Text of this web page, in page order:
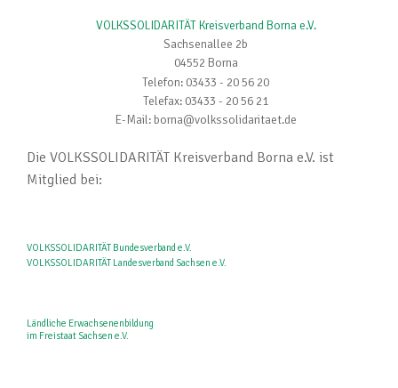
VOLKSSOLIDARITÄT Kreisverband Borna e.V.
Sachsenallee 2b
04552 Borna
Telefon: 03433 - 20 56 20
Telefax: 03433 - 20 56 21
E-Mail: borna@volkssolidaritaet.de
Die VOLKSSOLIDARITÄT Kreisverband Borna e.V. ist
Mitglied bei:
VOLKSSOLIDARITÄT Bundesverband e.V.
VOLKSSOLIDARITÄT Landesverband Sachsen e.V.
Ländliche Erwachsenenbildung
im Freistaat Sachsen e.V.